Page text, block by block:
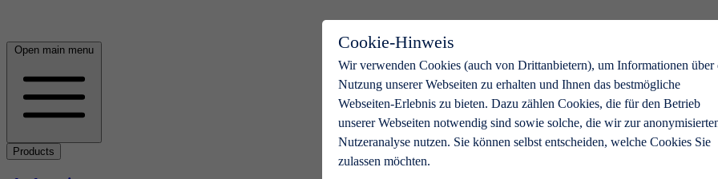
Cookie-Hinweis
Wir verwenden Cookies (auch von Drittanbietern), um Informationen über
Nutzung unserer Webseiten zu erhalten und Ihnen das bestmögliche
Webseiten-Erlebnis zu bieten. Dazu zählen Cookies, die für den Betrieb
unserer Webseiten notwendig sind sowie solche, die wir zur
Nutzeranalyse nutzen. Sie können selbst entscheiden, welche Cookies Sie
zulassen möchten.
Open main menu
Products